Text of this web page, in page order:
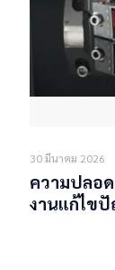
30 มีนาคม 2026
ความปลอ
งานแก้ไข